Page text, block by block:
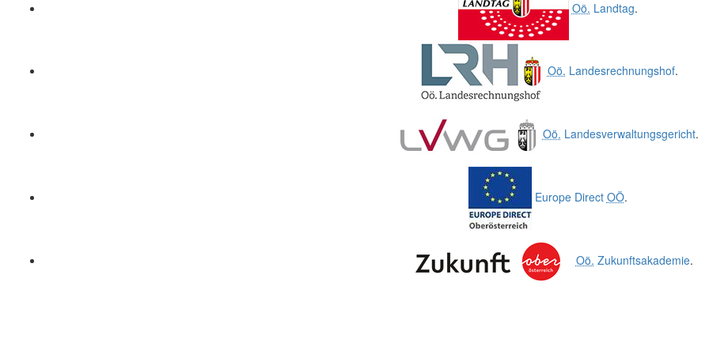
Oö. Landtag.
Oö. Landesrechnungshof.
Oö. Landesverwaltungsgericht.
Europe Direct OÖ.
Oö. Zukunftsakademie.